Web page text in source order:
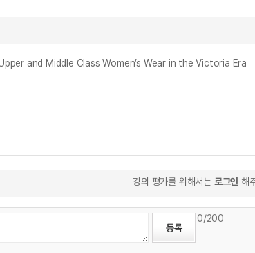
and Middle Class Women’s Wear in the Victoria Era
강의 평가를 위해서는 로그인 해
0/200